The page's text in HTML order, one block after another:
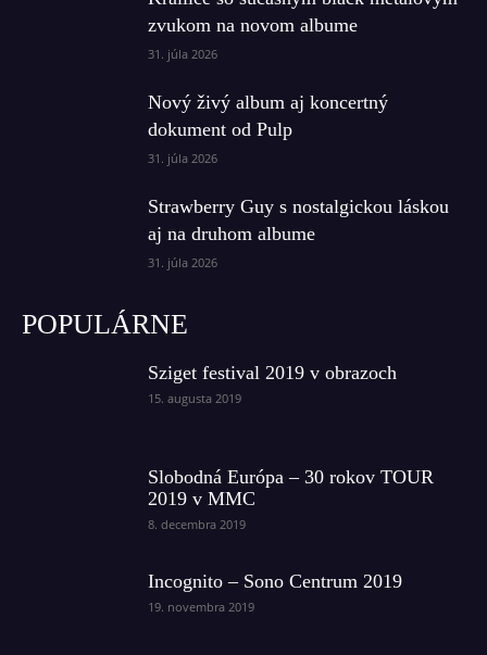
zvukom na novom albume
31. júla 2026
Nový živý album aj koncertný
dokument od Pulp
31. júla 2026
Strawberry Guy s nostalgickou láskou
aj na druhom albume
31. júla 2026
POPULÁRNE
Sziget festival 2019 v obrazoch
15. augusta 2019
Slobodná Európa – 30 rokov TOUR
2019 v MMC
8. decembra 2019
Incognito – Sono Centrum 2019
19. novembra 2019